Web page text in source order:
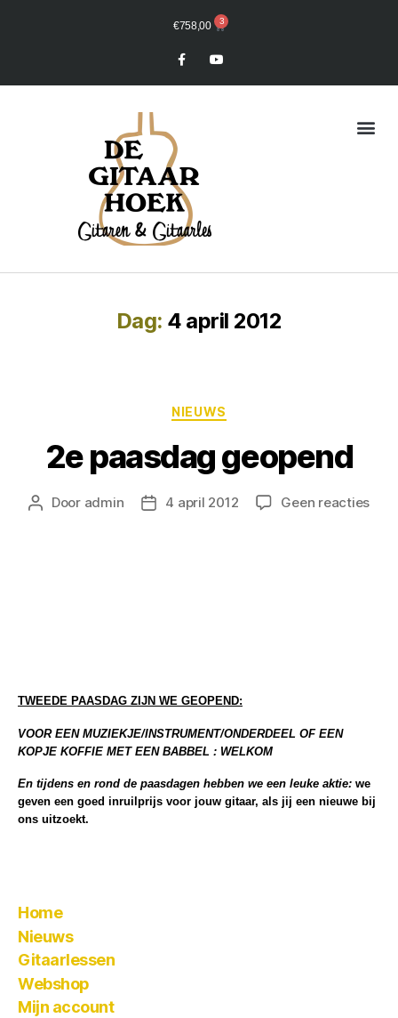
€758,00 3
Dag: 4 april 2012
NIEUWS
2e paasdag geopend
Door admin 4 april 2012 Geen reacties
TWEEDE PAASDAG ZIJN WE GEOPEND:
VOOR EEN MUZIEKJE/INSTRUMENT/ONDERDEEL OF EEN
KOPJE KOFFIE MET EEN BABBEL : WELKOM
En tijdens en rond de paasdagen hebben we een leuke aktie: we
geven een goed inruilprijs voor jouw gitaar, als jij een nieuwe bij
ons uitzoekt.
Home
Nieuws
Gitaarlessen
Webshop
Mijn account